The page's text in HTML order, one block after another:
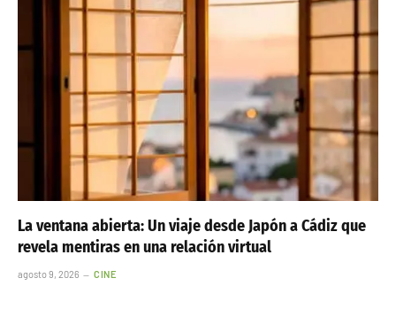
La ventana abierta: Un viaje desde Japón a Cádiz que
revela mentiras en una relación virtual
agosto 9, 2026 CINE